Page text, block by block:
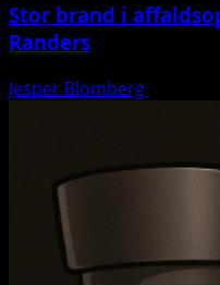
Stor brand i
Randers
Jesper Blomberg